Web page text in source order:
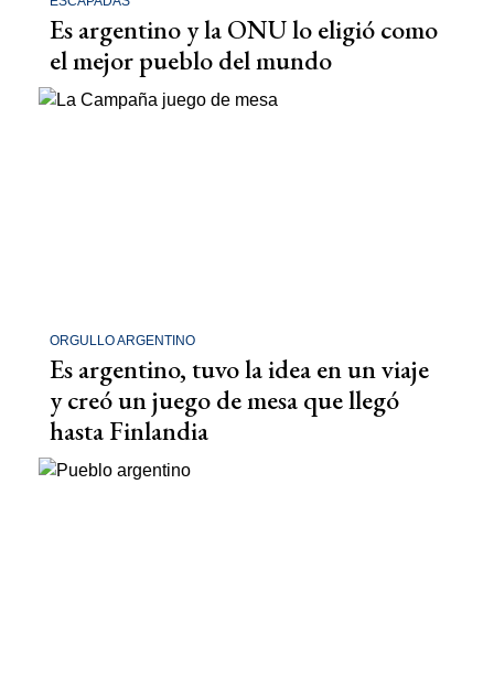
Es argentino y la ONU lo eligió como
el mejor pueblo del mundo
ORGULLO ARGENTINO
Es argentino, tuvo la idea en un viaje
y creó un juego de mesa que llegó
hasta Finlandia